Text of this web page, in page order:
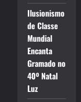
Ilusionismo
de Classe
Mundial
Encanta
Gramado no
40º Natal
Luz